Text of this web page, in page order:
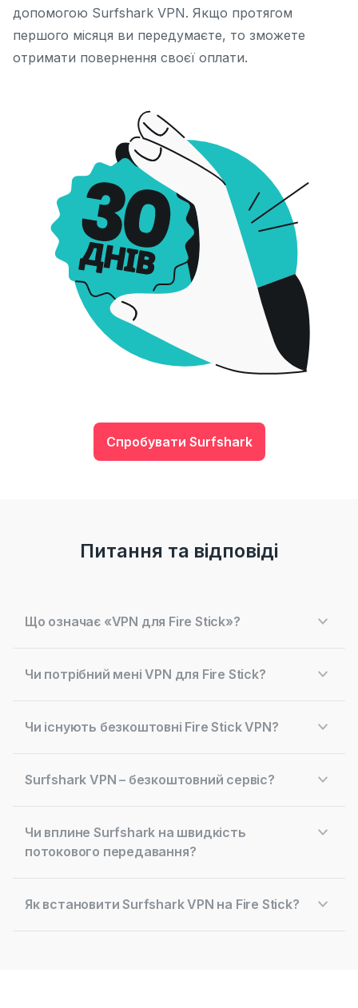
допомогою Surfshark VPN. Якщо протягом
першого місяця ви передумаєте, то зможете
отримати повернення своєї оплати.
Спробувати Surfshark
Питання та відповіді
Що означає «VPN для Fire Stick»?
Чи потрібний мені VPN для Fire Stick?
Чи існують безкоштовні Fire Stick VPN?
Surfshark VPN – безкоштовний сервіс?
Чи вплине Surfshark на швидкість
потокового передавання?
Як встановити Surfshark VPN на Fire Stick?